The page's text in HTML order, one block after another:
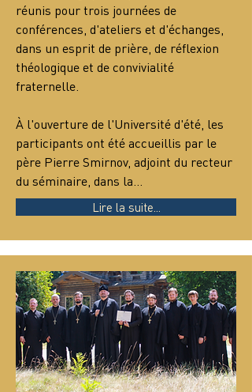
réunis pour trois journées de
conférences, d'ateliers et d'échanges,
dans un esprit de prière, de réflexion
théologique et de convivialité
fraternelle.
À l'ouverture de l'Université d'été, les
participants ont été accueillis par le
père Pierre Smirnov, adjoint du recteur
du séminaire, dans la…
Lire la suite...